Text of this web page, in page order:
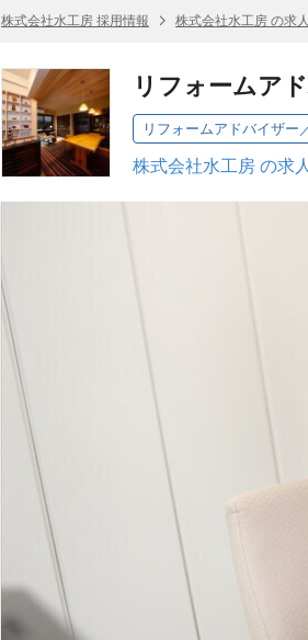
株式会社水工房 採用情報 株式会社水工房 の求
リフォームア
リフォームアドバイザー
株式会社水工房 の求